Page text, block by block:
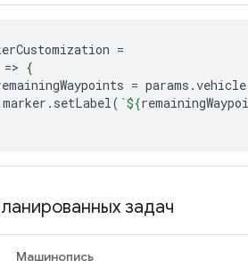
=
=> {
= params .vehicle
marker . setLabel( `${
задач
Машинопись